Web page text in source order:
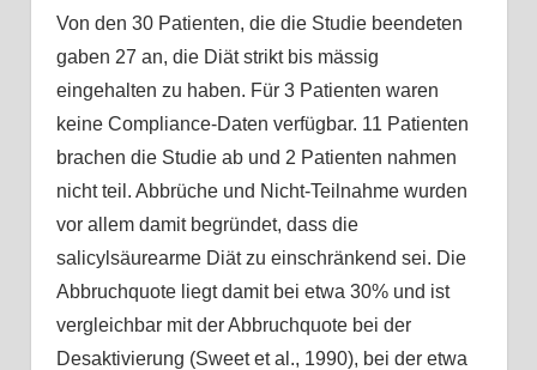
Von den 30 Patienten, die die Studie beendeten
gaben 27 an, die Diät strikt bis mässig
eingehalten zu haben. Für 3 Patienten waren
keine Compliance-Daten verfügbar. 11 Patienten
brachen die Studie ab und 2 Patienten nahmen
nicht teil. Abbrüche und Nicht-Teilnahme wurden
vor allem damit begründet, dass die
salicylsäurearme Diät zu einschränkend sei. Die
Abbruchquote liegt damit bei etwa 30% und ist
vergleichbar mit der Abbruchquote bei der
Desaktivierung (Sweet et al., 1990), bei der etwa